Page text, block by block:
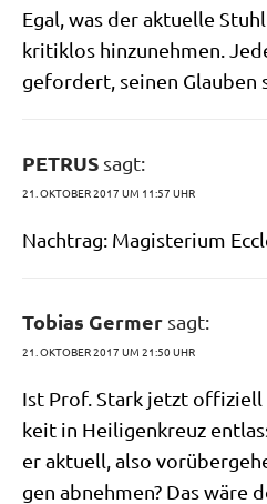
Egal, was der aktu­el­le
kri­tik­los hin­zu­neh­men.
gefor­dert, sei­nen Glau­ben
PETRUS sagt:
21. OKTOBER 2017 UM 11:57 UHR
Nach­trag: Magi­steri­um
Tobias Germer sagt:
21. OKTOBER 2017 UM 21:50 UHR
Ist Prof. Stark jetzt
keit in Hei­li­gen­kreuz
er aktu­ell, also
gen abneh­men? Das wäre